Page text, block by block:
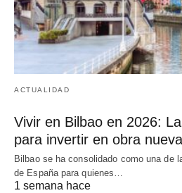
ACTUALIDAD
Vivir en Bilbao en 2026:
para invertir en obra nueva
Bilbao se ha consolidado como una de
de España para quienes…
1 semana hace